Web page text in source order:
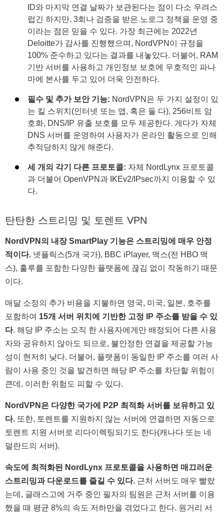
ID와 마지막 연결 날짜가 보관된다는 점이 다소 우려스
럽긴 하지만, 3회나 검증을 받은 노로그 정책을 운영 중
이라는 점은 믿을 수 있다. 가장 최근에는 2022년
Deloitte가 감사를 진행했으며, NordVPN이 규정을
100% 준수하고 있다는 결과를 내놓았다. 더불어, RAM
기반 서버를 사용하고 개인정보 보호에 우호적인 파나
마에 본사를 두고 있어 더욱 안전하다.
필수 및 추가 보안 기능: NordVPN은 두 가지 설정이 있
는 킬 스위치(인터넷 또는 앱, 혹은 둘 다), 256비트 암
호화, DNS/IP 유출 보호를 모두 제공한다. 게다가 자체
DNS 서버를 운영하여 사용자가 온라인 활동으로 인해
추적당하지 않게 해준다.
세 개의 각기 다른 프로토콜: 자체 NordLynx 프로토콜
과 더불어 OpenVPN과 IKEv2/IPsec까지 이용할 수 있
다.
탄탄한 스트리밍 및 토렌트 VPN
NordVPN의 내장 SmartPlay 기능은 스트리밍에 매우 안정
적이다. 넷플릭스(5개 국가), BBC iPlayer, 맥스(전 HBO 맥
스), 훌루를 포함한 다양한 플랫폼에 끊김 없이 작동하기 때문
이다.
매달 소정의 추가 비용을 지불하면 영국, 미국, 일본, 호주를
포함하여 15개 서버 위치에 기반한 고정 IP 주소를 받을 수 있
다. 해당 IP 주소는 오직 한 사용자에게만 배정되어 다른 사용
자와 공유하지 않아도 되므로, 불안정한 연결을 제공할 가능
성이 현저히 낮다. 더불어, 플랫폼이 동일한 IP 주소를 여러 사
람이 사용 중인 것을 발견하면 해당 IP 주소를 차단할 위험이
큰데, 이러한 위험도 피할 수 있다.
NordVPN은 다양한 국가에 P2P 최적화 서버를 보유하고 있
다. 또한, 토렌트를 지원하지 않는 서버에 연결하면 자동으로
토렌트 지원 서버로 리다이렉팅되기도 한다(캐나다 또는 네
덜란드의 서버).
속도에 최적화된 NordLynx 프로토콜을 사용하면 매끄러운
스트리밍과 다운로드를 즐길 수 있다. 근처 서버도 매우 빨랐
는데, 글래스고에 거주 중인 필자의 팀원은 근처 서버를 이용
했을 때 평균 8%의 속도 저하만을 겪었다고 한다. 원거리 서